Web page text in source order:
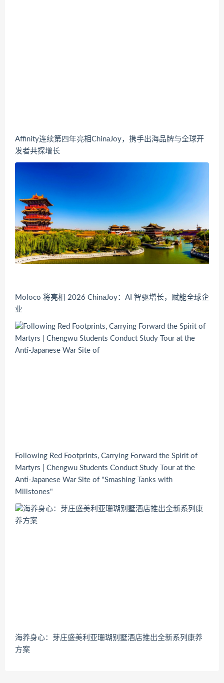
Affinity连续第四年亮相ChinaJoy，携手出海品牌与全球开
发者共探增长
Moloco 将亮相 2026 ChinaJoy：AI 智驱增长，赋能全球企
业
Following Red Footprints, Carrying Forward the Spirit of
Martyrs | Chengwu Students Conduct Study Tour at the
Anti-Japanese War Site of "Smashing Tanks with
Millstones"
海养身心：芽庄盛美利亚珊瑚别墅酒店推出全新系列康养
方案